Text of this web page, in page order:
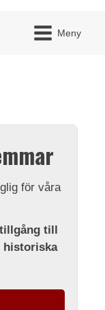
Meny
för våra
till
historiska